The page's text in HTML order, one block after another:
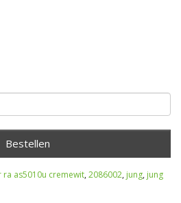
Bestellen
as5010u cremewit, 2086002, jung, jung